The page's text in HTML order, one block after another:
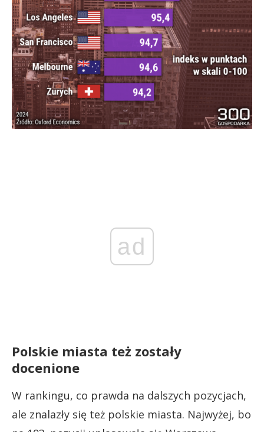
ad
Polskie miasta też zostały
docenione
W rankingu, co prawda na dalszych pozycjach,
ale znalazły się też polskie miasta. Najwyżej, bo